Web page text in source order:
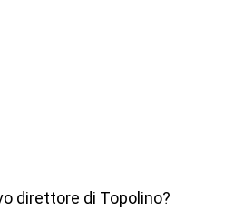
direttore di Topolino?